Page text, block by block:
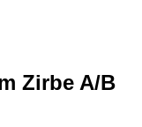
Zirbe A/B